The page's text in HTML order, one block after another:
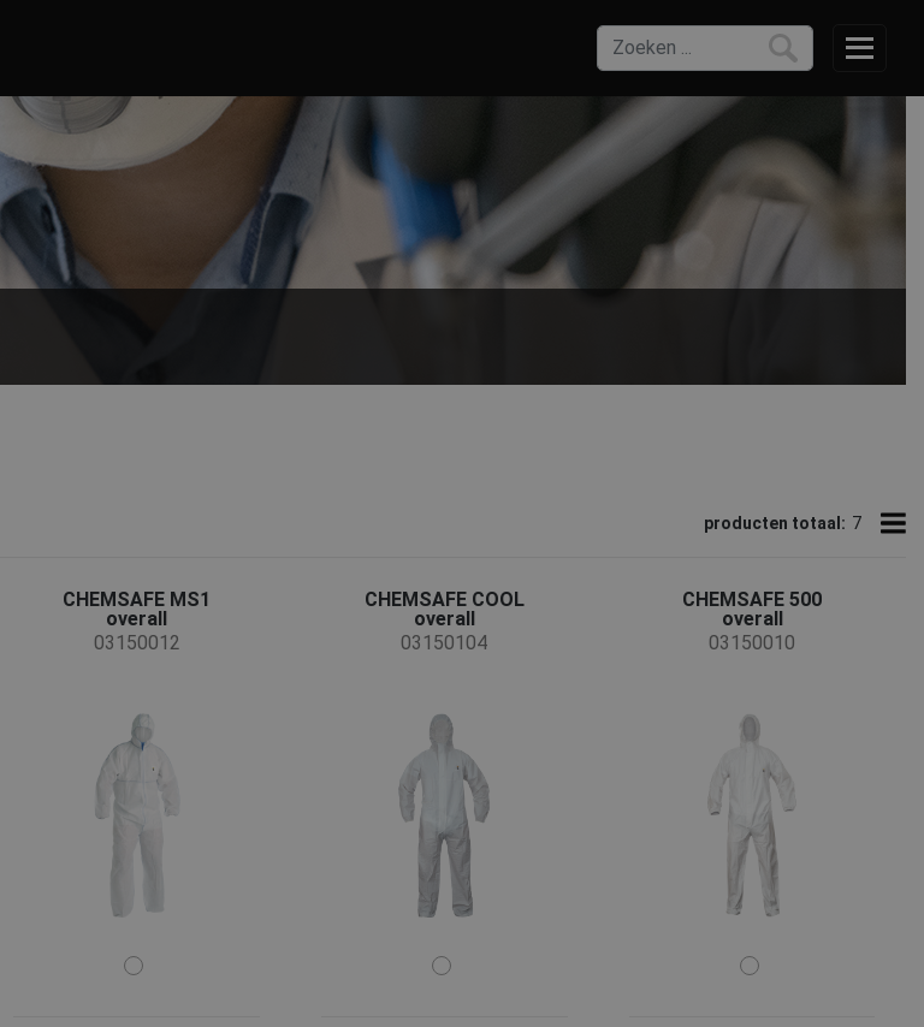
definieert voor chemische kleding om een ​​gebruiker te beschermen tegen vaste deeltjes en
producten totaal: 7
CHEMSAFE MS1
overall
03150012
CHEMSAFE COOL
overall
03150104
CHEMSAFE 500
overall
03150010